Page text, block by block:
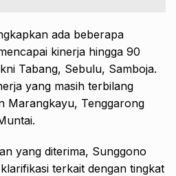
ada beberapa
kinerja hingga 90
Tabang, Sebulu, Samboja.
yang masih terbilang
Marangkayu, Tenggarong
yang diterima, Sunggono
terkait dengan tingkat